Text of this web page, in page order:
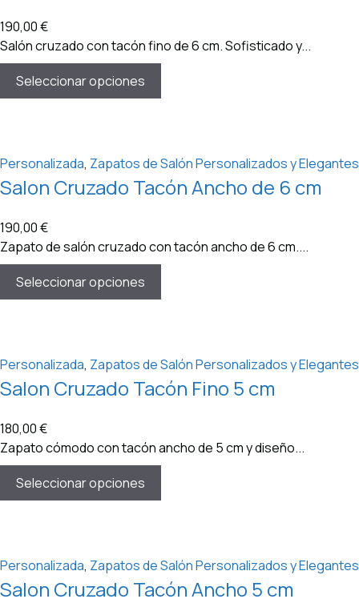
190,00€
Salón cruzado con tacón fino de 6 cm. Sofisticado y...
Seleccionar opciones
Personalizada, Zapatos de Salón Personalizados y Elegantes
Salon Cruzado Tacón Ancho de 6 cm
190,00€
Zapato de salón cruzado con tacón ancho de 6 cm....
Seleccionar opciones
Personalizada, Zapatos de Salón Personalizados y Elegantes
Salon Cruzado Tacón Fino 5 cm
180,00€
Zapato cómodo con tacón ancho de 5 cm y diseño...
Seleccionar opciones
Personalizada, Zapatos de Salón Personalizados y Elegantes
Salon Cruzado Tacón Ancho 5 cm